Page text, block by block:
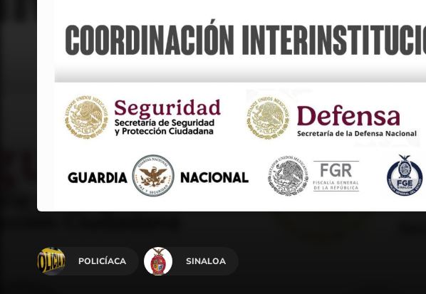
POLICÍACA SINALOA